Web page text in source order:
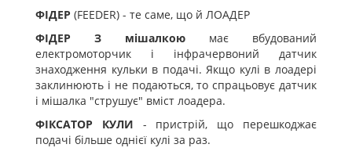
ФІДЕР (FEEDER) - те саме, що й ЛОАДЕР
ФІДЕР З мішалкою має вбудований
електромоторчик і інфрачервоний датчик
знаходження кульки в подачі. Якщо кулі в лоадері
заклинюють і не подаються, то спрацьовує датчик
і мішалка "струшує" вміст лоадера.
ФІКСАТОР КУЛИ - пристрій, що перешкоджає
подачі більше однієї кулі за раз.